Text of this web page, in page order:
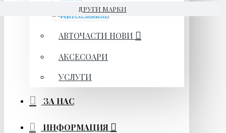
ДРУГИ МАРКИ
АВТОЧАСТИ НОВИ
АКСЕСОАРИ
УСЛУГИ
ЗА НАС
ИНФОРМАЦИЯ